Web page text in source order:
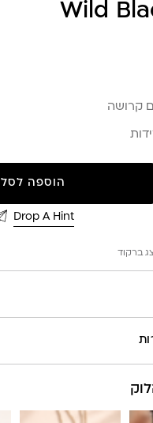
Wild
קרושה
הוספה לסל
Drop A Hint
ברקוד